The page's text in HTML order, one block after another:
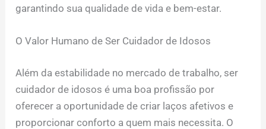
garantindo sua qualidade de vida e bem-estar.
O Valor Humano de Ser Cuidador de Idosos
Além da estabilidade no mercado de trabalho, ser
cuidador de idosos é uma boa profissão por
oferecer a oportunidade de criar laços afetivos e
proporcionar conforto a quem mais necessita. O